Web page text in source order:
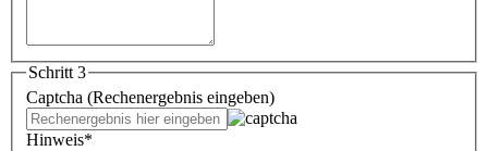
Schritt 3
Captcha (Rechenergebnis eingeben)
Hinweis*